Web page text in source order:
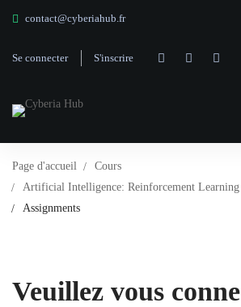
contact@cyberiahub.fr
Se connecter S'inscrire
Page d'accueil
Cours
Artificial Intelligence: Reinforcement
Assignments
Veuillez vous